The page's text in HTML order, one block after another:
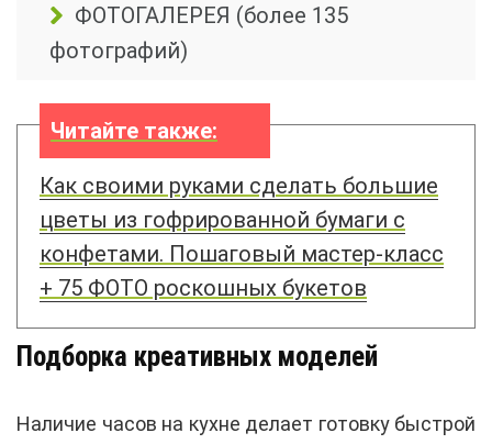
ФОТОГАЛЕРЕЯ (более 135
фотографий)
Читайте также:
Как своими руками сделать большие
цветы из гофрированной бумаги с
конфетами. Пошаговый мастер-класс
+ 75 ФОТО роскошных букетов
Подборка креативных моделей
Наличие часов на кухне делает готовку быстрой